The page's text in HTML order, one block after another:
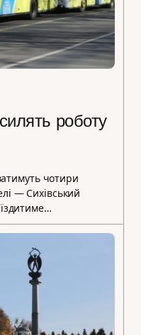
роботу
чотири
— Сихівський